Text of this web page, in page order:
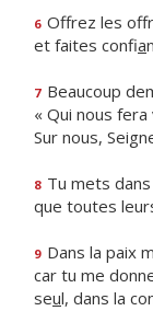
6 Offrez les offr
et faites confia
7 Beaucoup
« Qui nous fera
Sur nous,
8 Tu mets
que toutes
9 Dans la paix
car tu me
seul, dans la